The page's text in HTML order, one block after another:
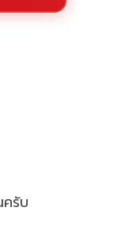
ครับ